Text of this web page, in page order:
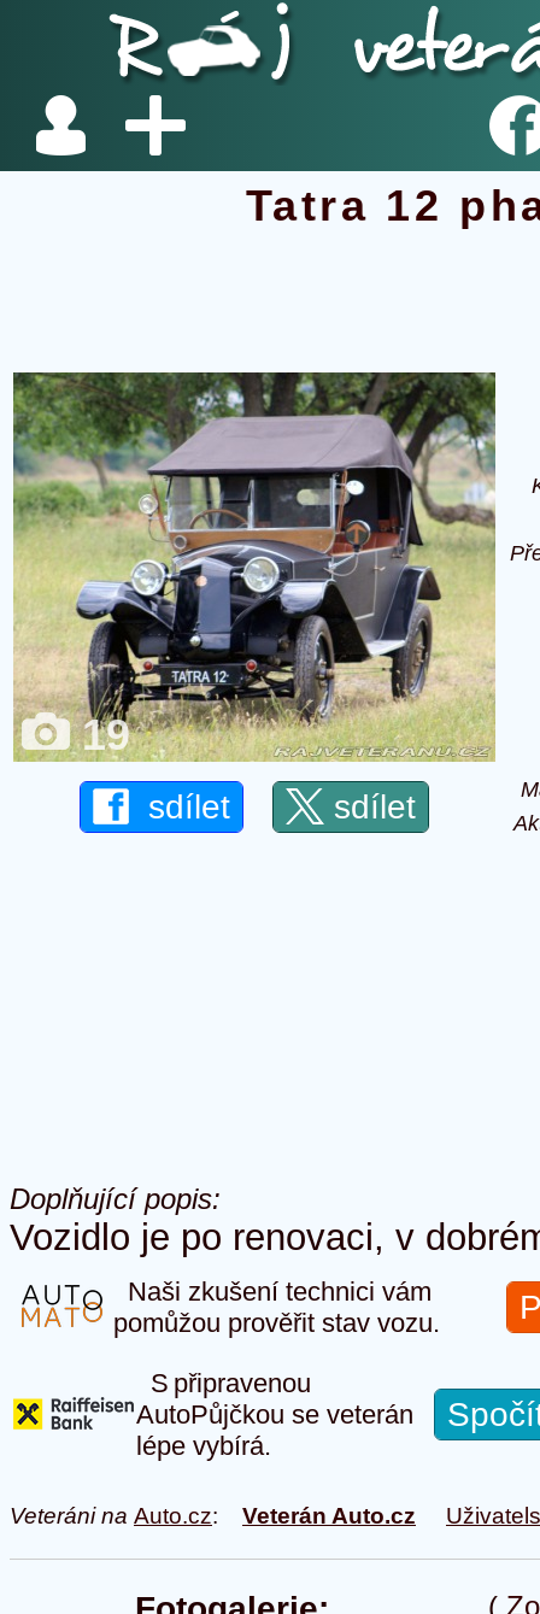
Tatra 12
19
sdílet sdílet
Doplňující popis:
Vozidlo je po renovaci, v
Naši zkušení technici vám
pomůžou prověřit stav vozu.
S připravenou
AutoPůjčkou se veterán
lépe vybírá.
Veteráni na Auto.cz: Veterán Auto.cz
(